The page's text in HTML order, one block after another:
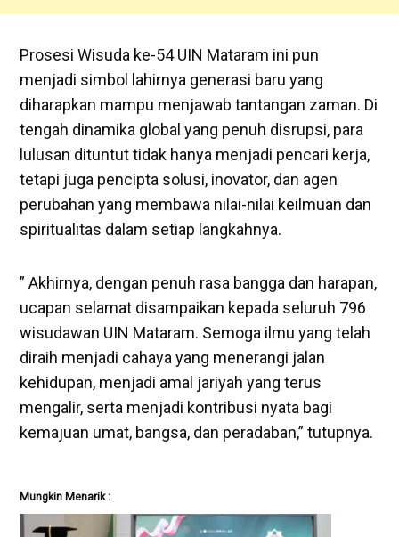
Prosesi Wisuda ke-54 UIN Mataram ini pun
menjadi simbol lahirnya generasi baru yang
diharapkan mampu menjawab tantangan zaman. Di
tengah dinamika global yang penuh disrupsi, para
lulusan dituntut tidak hanya menjadi pencari kerja,
tetapi juga pencipta solusi, inovator, dan agen
perubahan yang membawa nilai-nilai keilmuan dan
spiritualitas dalam setiap langkahnya.
” Akhirnya, dengan penuh rasa bangga dan harapan,
ucapan selamat disampaikan kepada seluruh 796
wisudawan UIN Mataram. Semoga ilmu yang telah
diraih menjadi cahaya yang menerangi jalan
kehidupan, menjadi amal jariyah yang terus
mengalir, serta menjadi kontribusi nyata bagi
kemajuan umat, bangsa, dan peradaban,” tutupnya.
Mungkin Menarik :